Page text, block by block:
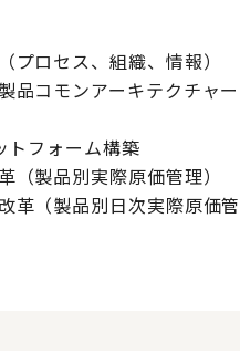
プロセス、組織、情報）
品コモンアーキテクチャー
トフォーム構築
（製品別実際原価管理）
革（製品別日次実際原価管